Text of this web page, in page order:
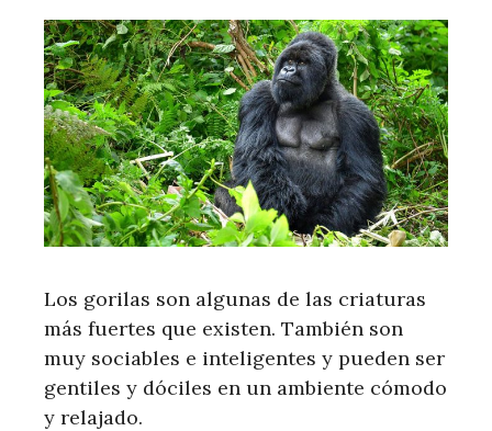
Los gorilas son algunas de las criaturas
más fuertes que existen. También son
muy sociables e inteligentes y pueden ser
gentiles y dóciles en un ambiente cómodo
y relajado.